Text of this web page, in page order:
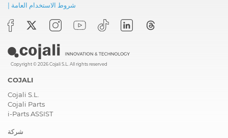
| شروط الاستخدام العامة
Copyright © 2026 Cojali S.L. All rights reserved
COJALI
Cojali S.L.
Cojali Parts
i-Parts ASSIST
شركة